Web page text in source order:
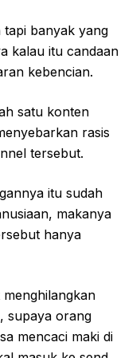
tapi banyak yang
kalau itu candaan
kebencian.
satu konten
rasis
tersebut.
itu sudah
makanya
hanya
supaya orang
mencaci maki di